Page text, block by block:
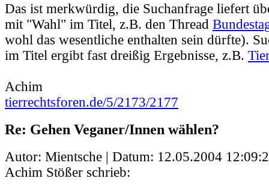
Das ist merkwürdig, die Suchanfrage liefert
mit "Wahl" im Titel, z.B. den Thread
wohl das wesentliche enthalten sein dürfte).
im Titel ergibt fast dreißig Ergebnisse, z.B.
Achim
tierrechtsforen.de/5/2173/2177
Re: Gehen Veganer/Innen wählen?
Autor: Mientsche | Datum: 12.05.2004
Achim Stößer schrieb: